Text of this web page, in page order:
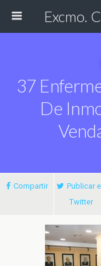
37
De
Compartir
Publicar
Twitter